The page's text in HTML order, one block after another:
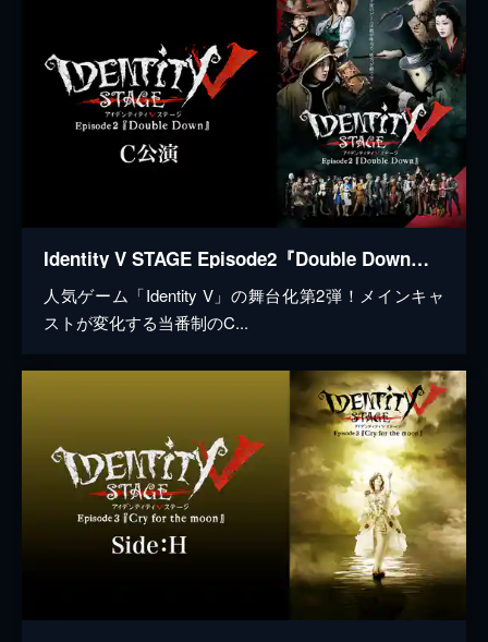
Identity V STAGE Episode2『Double Down』C公演
人気ゲーム「Identity V」の舞台化第2弾！メインキャ
ストが変化する当番制のC...